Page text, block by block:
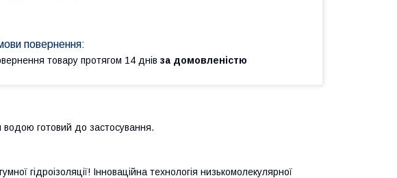
товару протягом 14 днів за домовленістю
водою готовий до застосування.
гідроізоляції! Інноваційна технологія низькомолекулярної